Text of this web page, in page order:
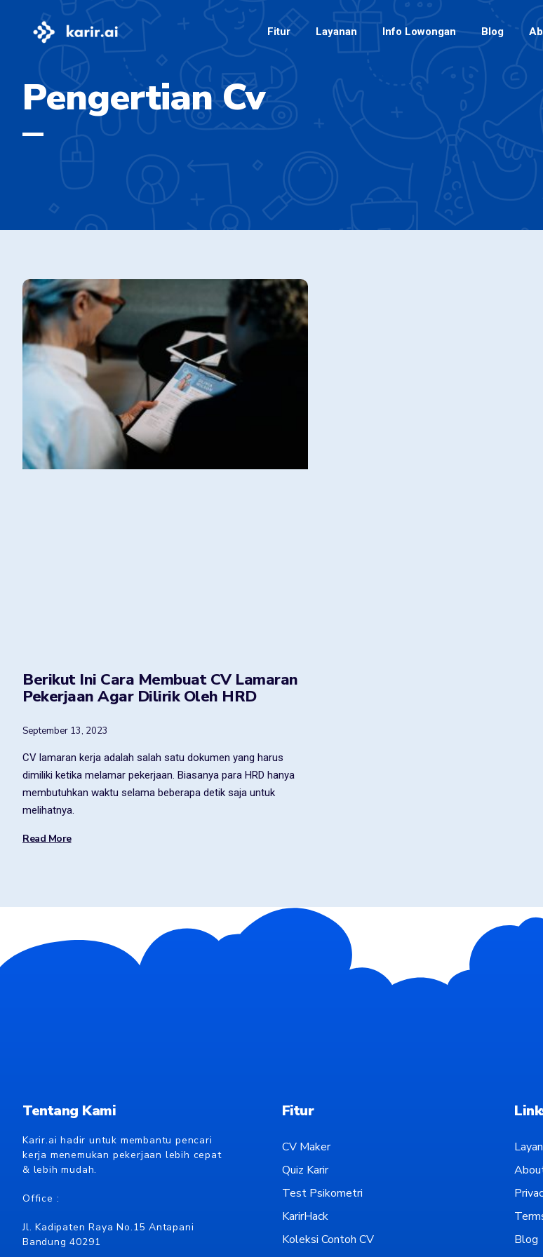
Fitur Layanan Info Lowongan Blog
Pengertian Cv
Berikut Ini Cara Membuat CV Lamaran
Pekerjaan Agar Dilirik Oleh HRD
September 13, 2023
CV lamaran kerja adalah salah satu dokumen yang harus
dimiliki ketika melamar pekerjaan. Biasanya para HRD hanya
membutuhkan waktu selama beberapa detik saja untuk
melihatnya.
Read More
Tentang Kami
Karir.ai hadir untuk membantu pencari
kerja menemukan pekerjaan lebih cepat
& lebih mudah.
Office :
Jl. Kadipaten Raya No.15 Antapani
Bandung 40291
Fitur
CV Maker
Quiz Karir
Test Psikometri
KarirHack
Koleksi Contoh CV
Blog